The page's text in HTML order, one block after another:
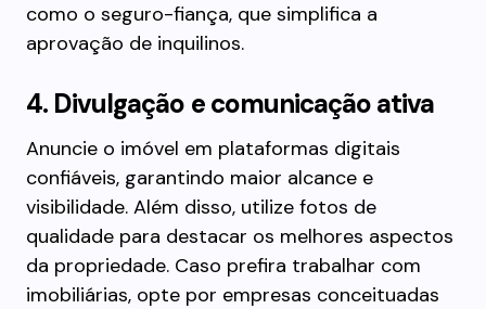
como o seguro-fiança, que simplifica a
aprovação de inquilinos.
4. Divulgação e comunicação ativa
Anuncie o imóvel em plataformas digitais
confiáveis, garantindo maior alcance e
visibilidade. Além disso, utilize fotos de
qualidade para destacar os melhores aspectos
da propriedade. Caso prefira trabalhar com
imobiliárias, opte por empresas conceituadas